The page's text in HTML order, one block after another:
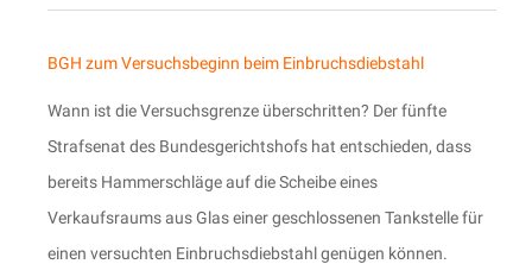
BGH zum Versuchsbeginn beim Einbruchsdiebstahl
Wann ist die Versuchsgrenze überschritten? Der fünfte
Strafsenat des Bundesgerichtshofs hat entschieden, dass
bereits Hammerschläge auf die Scheibe eines
Verkaufsraums aus Glas einer geschlossenen Tankstelle für
einen versuchten Einbruchsdiebstahl genügen können.